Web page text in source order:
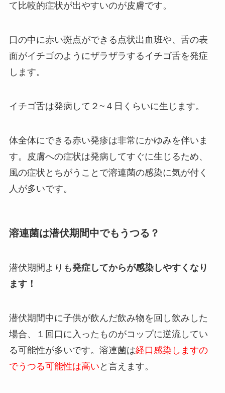
て比較的症状が出やすいのが皮膚です。
口の中に赤い斑点ができる点状出血班や、舌の表
面がイチゴのようにザラザラするイチゴ舌を発症
します。
イチゴ舌は発病して２~４日くらいに生じます。
体全体にできる赤い発疹は非常にかゆみを伴いま
す。皮膚への症状は発病してすぐに生じるため、
風の症状とちがうことで溶連菌の感染に気が付く
人が多いです。
溶連菌は潜伏期間中でもうつる？
潜伏期間よりも発症してからが感染しやすくなり
ます！
潜伏期間中に子供が飲んだ飲み物を回し飲みした
場合、１回口に入ったものがコップに逆流してい
る可能性が多いです。溶連菌は経口感染しますの
でうつる可能性は高い と言えます。